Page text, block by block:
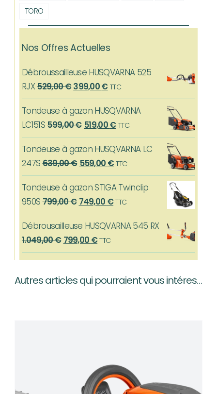
TORO
Nos Offres Actuelles
Débroussailleuse HUSQVARNA 525
RJX529,00€ Le
prix
initial
était :
399,00€Le
prix
actuel
est :
TTC
Tondeuse à gazon HUSQVARNA
LC151S599,00€ Le
prix
initial
était :
519,00€Le
prix
actuel
est :
TTC
Tondeuse à gazon HUSQVARNA LC
247S639,00€ Le
prix
initial
était :
559,00 €Le
prix
actuel
est :
TTC
Tondeuse à gazon STIGA Twinclip
950S799,00€ Le
prix
initial
était :
799,00 €.
749,00 €Le
prix
actuel
749,00 €.
TTC
Débrousailleuse HUSQVARNA 545 RX
1.049,00€ Le
prix
était :
799,00 €Le
prix
est :
TTC
Autres articles qui pourraient vous intéresser…